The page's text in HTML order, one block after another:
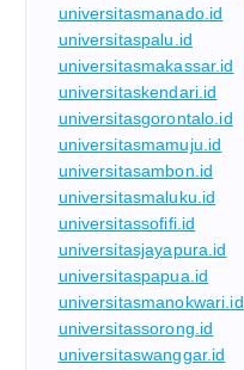
universitasmanado.id
universitaspalu.id
universitasmakassar.id
universitaskendari.id
universitasgorontalo.id
universitasmamuju.id
universitasambon.id
universitasmaluku.id
universitassofifi.id
universitasjayapura.id
universitaspapua.id
universitasmanokwari.id
universitassorong.id
universitaswanggar.id